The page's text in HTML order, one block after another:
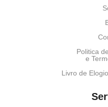
Politica
e
Livro de